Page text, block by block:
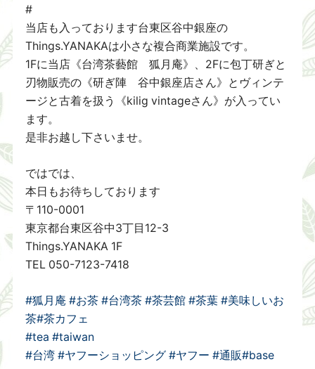
#
当店も入っております台東区谷中銀座の
Things.YANAKAは小さな複合商業施設です。
1Fに当店《台湾茶藝館 狐月庵》、2Fに包丁研ぎと
刃物販売の《研ぎ陣 谷中銀座店さん》とヴィンテ
ージと古着を扱う《kilig vintageさん》が入ってい
ます。
是非お越し下さいませ。
ではでは、
本日もお待ちしております
〒110-0001
東京都台東区谷中3丁目12-3
Things.YANAKA 1F
TEL 050-7123-7418
#狐月庵 #お茶 #台湾茶 #茶芸館 #茶葉 #美味しいお
茶#茶カフェ
#tea #taiwan
#台湾 #ヤフーショッピング #ヤフー #通販#base